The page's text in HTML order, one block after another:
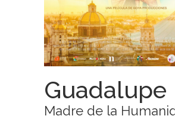
Guadalupe
Madre de la